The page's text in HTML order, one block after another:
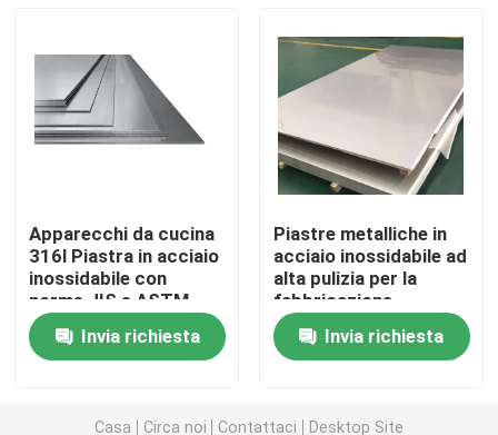
Controllo della qualità
Chiedi un preventivo
Tubo della metropolitana di acciaio inossidabile
bobina di acciaio inossidabile
Profilo di acciaio inossidabile
Apparecchi da cucina
316l Piastra in acciaio
inossidabile con
norme JIS e ASTM
Invia richiesta
Piastre metalliche in
acciaio inossidabile ad
alta pulizia per la
fabbricazione
farmaceutica
Invia richiesta
Casa Circa noi Contattaci Desktop Site